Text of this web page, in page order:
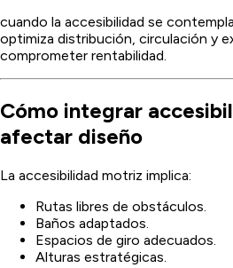
cuando la accesibilidad se
optimiza distribución, circulación y
comprometer rentabilidad.
Cómo integrar
afectar diseño
La accesibilidad motriz implica:
Rutas libres de obstáculos.
Baños adaptados.
Espacios de giro adecuados.
Alturas estratégicas.